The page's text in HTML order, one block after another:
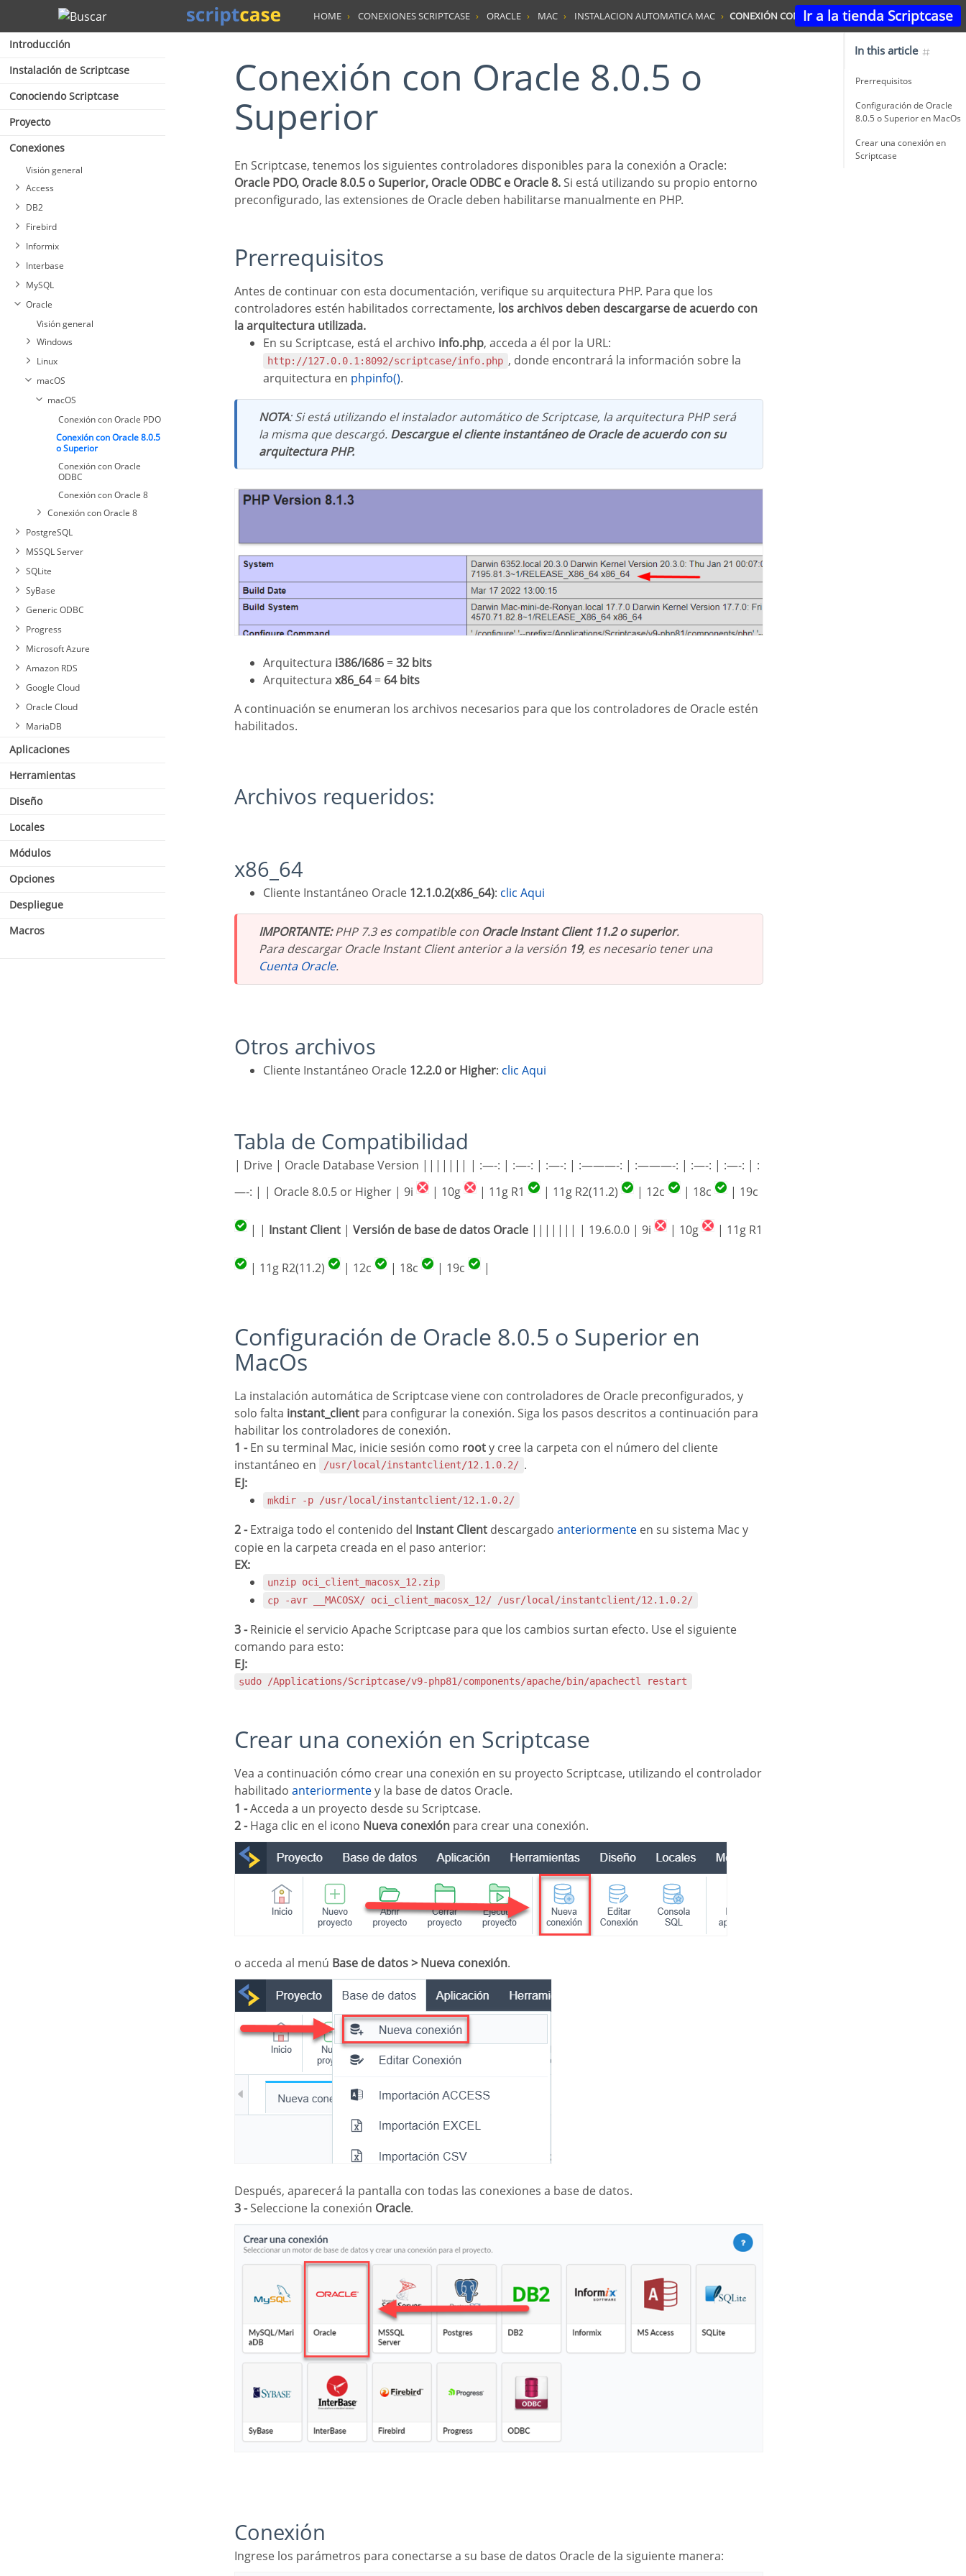
Ir a la tienda Scriptcase
Buscar
Introducción
Instalación de Scriptcase
Conociendo Scriptcase
Proyecto
Conexiones
Visión general
Access
DB2
ODBC
Firebird
PDO
Informix
Interbase
MySQL
Oracle
Visión general
Windows
Linux
macOS
macOS
Conexión con Oracle PDO
Conexión con Oracle 8.0.5
o Superior
Conexión con Oracle
ODBC
Conexión con Oracle 8
Conexión con Oracle 8
PostgreSQL
PDO
Conexión con PostgreSQL 7
6.4 or Higher
Conexión con PostgreSQL
MSSQL Server
SQLite
SyBase
Generic ODBC
Progress
Microsoft Azure
Amazon RDS
Google Cloud
Oracle Cloud
ODBC
Conexión a Oracle Cloud
MariaDB
Aplicaciones
Herramientas
Diseño
Locales
Módulos
Opciones
Despliegue
Macros
HOME CONEXIONES SCRIPTCASE ORACLE MAC INSTALACION AUTOMATICA MAC CONEXIÓN CON ORACLE 8.0.5 O SUPERIOR
Conexión con Oracle 8.0.5 o
Superior
En Scriptcase, tenemos los siguientes controladores disponibles para la conexión a Oracle:
Oracle PDO, Oracle 8.0.5 o Superior, Oracle ODBC e Oracle 8.Si está utilizando su propio entorno
preconfigurado, las extensiones de Oracle deben habilitarse manualmente en PHP.
Prerrequisitos
Antes de continuar con esta documentación, verifique su arquitectura PHP. Para que los
controladores estén habilitados correctamente, los archivos deben descargarse de acuerdo con
la arquitectura utilizada.
En su Scriptcase, está el archivo info.php, acceda a él por la URL:
http://127.0.0.1:8092/scriptcase/info.php , donde encontrará la información sobre la
arquitectura en
phpinfo().
NOTA: Si está utilizando el instalador automático de Scriptcase, la arquitectura PHP será
la misma que descargó. Descargue el cliente instantáneo de Oracle de acuerdo con su
arquitectura PHP.
Arquitectura i386/i686 =32 bits
Arquitectura x86_64= 64 bits
A continuación se enumeran los archivos necesarios para que los controladores de Oracle estén
habilitados.
Archivos requeridos:
x86_64
Cliente Instantáneo Oracle 12.1.0.2(x86_64): clic Aqui
IMPORTANTE:PHP 7.3 es compatible con Oracle Instant Client 11.2 o superior.
Para descargar Oracle Instant Client anterior a la versión 19, es necesario tener una
Cuenta Oracle.
Otros archivos
Cliente Instantáneo Oracle 12.2.0 or Higher: clic Aqui
Tabla de Compatibilidad
| Drive | Oracle Database Version ||||||| | :—-: | :—-: | :—-: | :———-: | :———-: | :—-: | :—-: | :
—-: | | Oracle 8.0.5 or Higher | 9i
| 10g | 11g R1 | 11g R2(11.2) | 12c | 18c | 19c
| | Instant Client | Versión de base de datos Oracle ||||||| | 19.6.0.0 | 9i | 10g | 11g R1
| 11g R2(11.2) | 12c | 18c | 19c |
Configuración de Oracle 8.0.5 o Superior en
MacOs
La instalación automática de Scriptcase viene con controladores de Oracle preconfigurados, y
solo falta instant_client para configurar la conexión. Siga los pasos descritos a continuación para
habilitar los controladores de conexión.
1 -En su terminal Mac, inicie sesión como rooty cree la carpeta con el número del cliente
instantáneo en
/usr/local/instantclient/12.1.0.2/ .
EJ:
mkdir -p /usr/local/instantclient/12.1.0.2/
2 -Extraiga todo el contenido del Instant Client descargado anteriormente en su sistema Mac y
copie en la carpeta creada en el paso anterior:
EX:
unzip oci_client_macosx_12.zip
cp -avr __MACOSX/ oci_client_macosx_12/ /usr/local/instantclient/12.1.0.2/
3 -Reinicie el servicio Apache Scriptcase para que los cambios surtan efecto. Use el siguiente
comando para esto:
EJ:
sudo /Applications/Scriptcase/v9-php81/components/apache/bin/apachectl restart
Crear una conexión en Scriptcase
Vea a continuación cómo crear una conexión en su proyecto Scriptcase, utilizando el controlador
habilitado
anteriormentey la base de datos Oracle.
1 -Acceda a un proyecto desde su Scriptcase.
2 -Haga clic en el icono Nueva conexión para crear una conexión.
o acceda al menú Base de datos > Nueva conexión.
Después, aparecerá la pantalla con todas las conexiones a base de datos.
3 -Seleccione la conexión Oracle.
Conexión
Ingrese los parámetros para conectarse a su base de datos Oracle de la siguiente manera:
In this article
Prerrequisitos
Configuración de Oracle
8.0.5 o Superior en MacOs
Crear una conexión en
Scriptcase